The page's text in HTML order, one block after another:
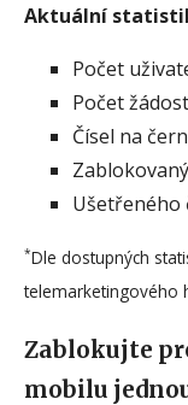
Aktuální
Počet
Počet
Čísel na
Ušetřeného
*Dle dostupných
telemarketingového
Zablokujte
mobilu